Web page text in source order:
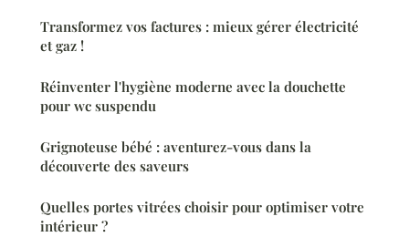
Transformez vos factures : mieux gérer électricité
et gaz !
Réinventer l'hygiène moderne avec la douchette
pour wc suspendu
Grignoteuse bébé : aventurez-vous dans la
découverte des saveurs
Quelles portes vitrées choisir pour optimiser votre
intérieur ?